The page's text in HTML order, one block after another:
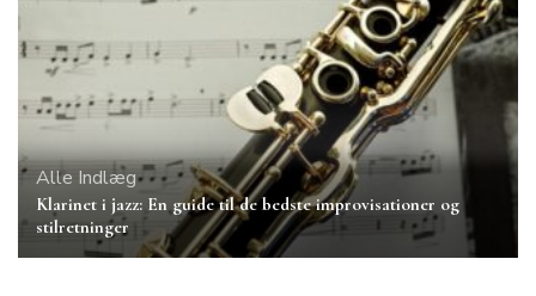
Alle Indlæg
Klarinet i jazz: En guide til de bedste improvisationer og
stilretninger